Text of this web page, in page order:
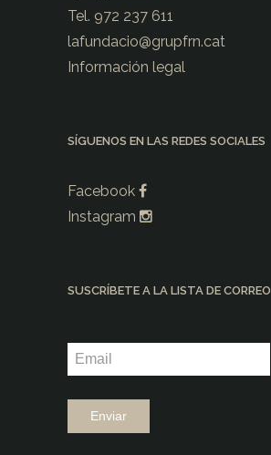
Tel. 972 237 611
lafundacio@grupfrn.cat
Información legal
SÍGUENOS EN LAS REDES SOCIALES
Facebook
Instagram
SUSCRÍBETE A LA LISTA DE CORREO